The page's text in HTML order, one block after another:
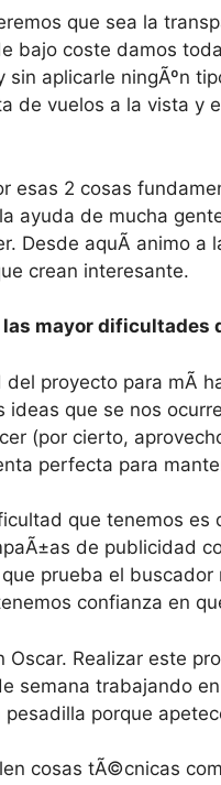
que sea la
bajo coste damos
sin aplicarle ningÃºn
de vuelos a la vista y
esas 2 cosas
ayuda de mucha
Desde aquÃ­ animo
crean interesante.
las mayor dificultades
proyecto para mÃ­
que se nos
(por cierto,
perfecta para
que tenemos es
de publicidad
prueba el
confianza en
Oscar. Realizar este
semana trabajando
porque
cosas tÃ©cnicas